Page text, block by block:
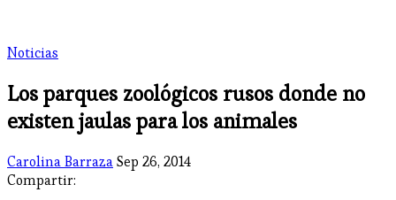
Noticias
Los parques zoológicos rusos donde no
existen jaulas para los animales
Carolina BarrazaSep 26, 2014
Compartir: